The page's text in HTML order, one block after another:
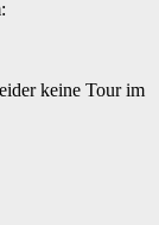
keine Tour im